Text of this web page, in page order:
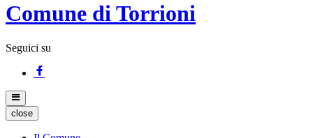
Comune di Torrioni
Seguici su
close